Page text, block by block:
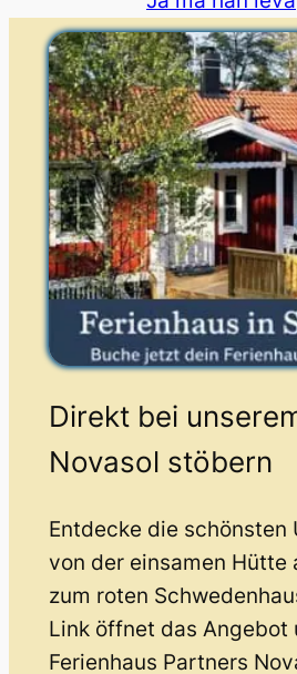
Direkt bei
Novasol stöbern
Entdecke die schönsten
von der einsamen Hütte
zum roten
Link öffnet das Angebot
Ferienhaus Partners